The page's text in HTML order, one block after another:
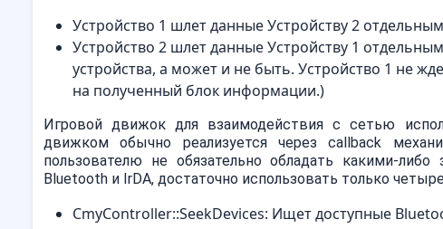
Устройство 1 шлет данные Устройству 2
Устройство 2 шлет данные Устройству 1
устройства, а может и не быть. Устройство 1 не
на полученный блок информации.)
Игровой движок для взаимодействия с сетью
движком обычно реализуется через callback
пользователю не обязательно обладать какими-
Bluetooth и IrDA, достаточно использовать только
CmyController::SeekDevices: Ищет доступные